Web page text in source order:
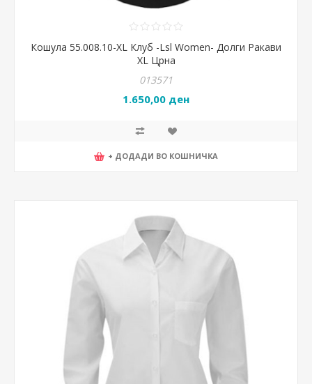
Кошула 55.008.10-XL Клуб -Lsl Women- Долги Ракави
XL Црна
013571
1.650,00 ден
+ ДОДАДИ ВО КОШНИЧКА